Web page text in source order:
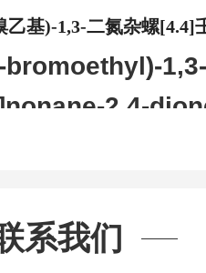
乙基)-1,3-二氮杂螺[4.4]
bromoethyl)-1,3-
2,4-
29-3
系我们